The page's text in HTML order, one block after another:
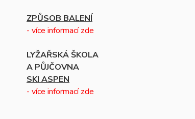
ZPŮSOB BALENÍ
- více informací zde
LYŽAŘSKÁ ŠKOLA
A PŮJČOVNA
SKI ASPEN
- více informací zde